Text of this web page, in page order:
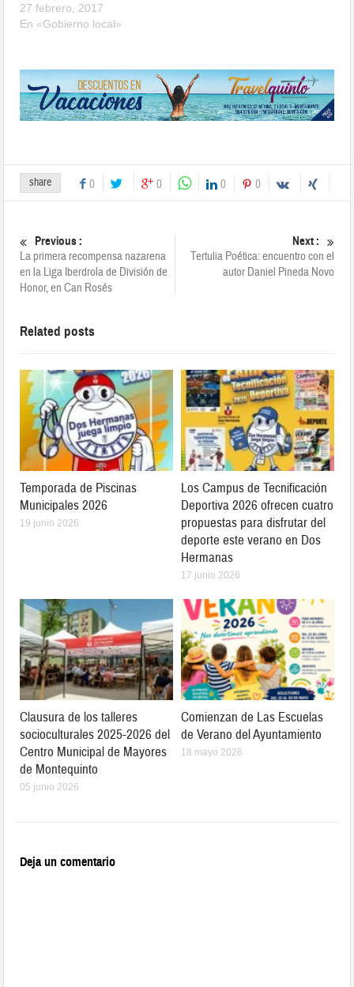
27 febrero, 2017
En «Gobierno local»
share 0 0 0 0
Previous :
La primera recompensa nazarena
en la Liga Iberdrola de División de
Honor, en Can Rosés
Next :
Tertulia Poética: encuentro con el
autor Daniel Pineda Novo
Related posts
Temporada de Piscinas
Municipales 2026
19 junio 2026
Los Campus de Tecnificación
Deportiva 2026 ofrecen cuatro
propuestas para disfrutar del
deporte este verano en Dos
Hermanas
17 junio 2026
Clausura de los talleres
socioculturales 2025-2026 del
Centro Municipal de Mayores
de Montequinto
05 junio 2026
Comienzan de Las Escuelas
de Verano del Ayuntamiento
18 mayo 2026
Deja un comentario